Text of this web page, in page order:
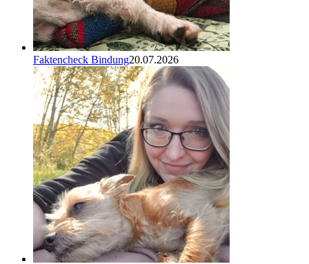
Faktencheck Bindung20.07.2026